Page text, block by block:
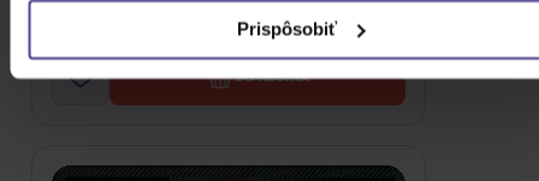
Prispôsobiť 2,10 €
DO KOŠÍKA